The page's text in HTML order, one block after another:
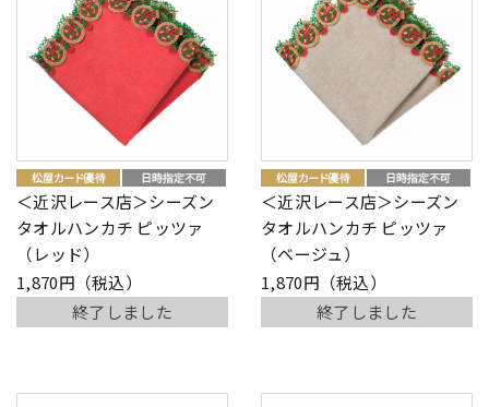
＜近沢レース店＞シーズン
タオルハンカチ ピッツァ
（レッド）
1,870円（税込）
終了しました
＜近沢レース店＞シーズン
タオルハンカチ ピッツァ
（ベージュ）
1,870円（税込）
終了しました